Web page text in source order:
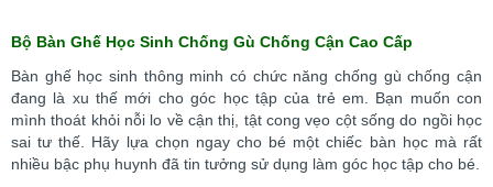
Bộ Bàn Ghế Học Sinh Chống Gù Chống Cận Cao Cấp
Bàn ghế học sinh thông minh có chức năng chống gù chống cận
đang là xu thế mới cho góc học tập của trẻ em. Bạn muốn con
mình thoát khỏi nỗi lo về cận thị, tật cong vẹo cột sống do ngồi học
sai tư thế. Hãy lựa chọn ngay cho bé một chiếc bàn học mà rất
nhiều bậc phụ huynh đã tin tưởng sử dụng làm góc học tập cho bé.